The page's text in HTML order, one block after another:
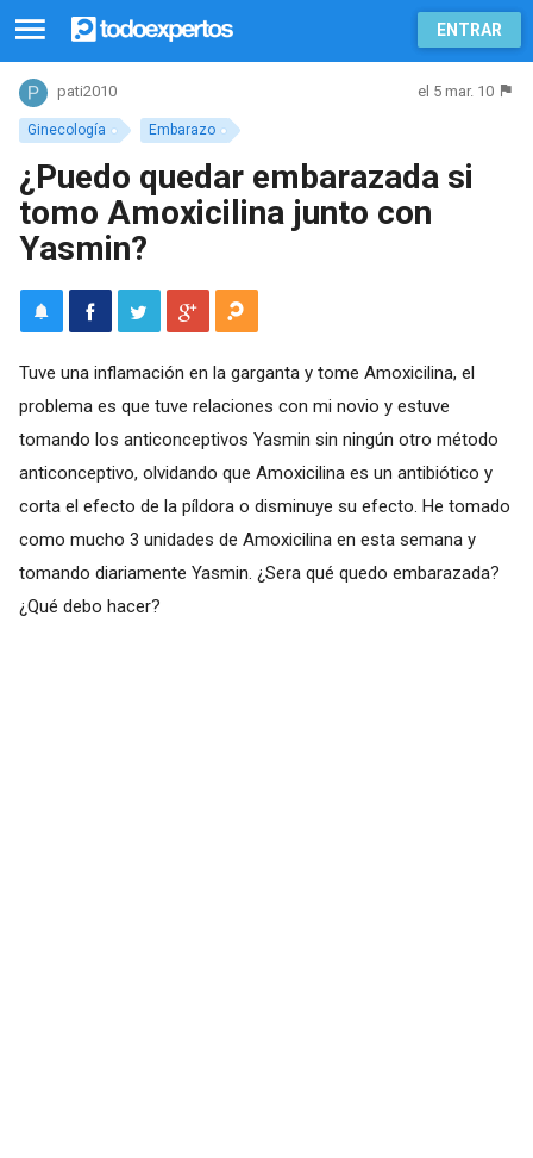
ENTRAR
Ginecología Embarazo
pati2010 el 5 mar. 10
¿Puedo quedar embarazada si
tomo Amoxicilina junto con
Yasmin?
Tuve una inflamación en la garganta y tome Amoxicilina, el
problema es que tuve relaciones con mi novio y estuve
tomando los anticonceptivos Yasmin sin ningún otro método
anticonceptivo, olvidando que Amoxicilina es un antibiótico y
corta el efecto de la píldora o disminuye su efecto. He tomado
como mucho 3 unidades de Amoxicilina en esta semana y
tomando diariamente Yasmin. ¿Sera qué quedo embarazada?
¿Qué debo hacer?